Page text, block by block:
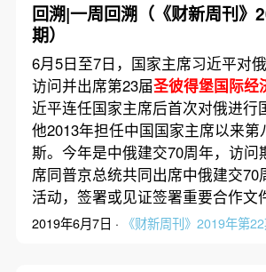
回溯|一周回溯（《财新周刊》
期）
6月5日至7日，国家主席习近平对
访问并出席第23届圣彼得堡国际经
近平连任国家主席后首次对俄进行
他2013年担任中国国家主席以来第
斯。今年是中俄建交70周年，访问
席同普京总统共同出席中俄建交70
活动，签署或见证签署重要合作
2019年6月7日 · 《财新周刊》2019年第